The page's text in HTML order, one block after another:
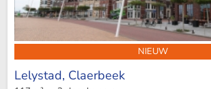
NIEUW
Lelystad, Claerbeek